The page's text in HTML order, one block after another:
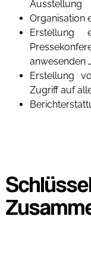
Ausstellung
Organisation
Erstellung
anwesenden
Erstellung
Zugriff auf